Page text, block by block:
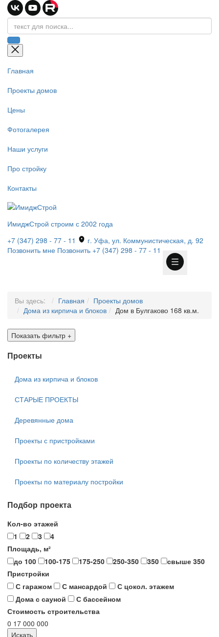
Главная
Проекты домов
Цены
Фотогалерея
Наши услуги
Про стройку
Контакты
ИмиджСтрой строим с 2002 года
+7 (347) 298 - 77 - 11
г. Уфа, ул. Коммунистическая, д. 92
Позвонить мне Позвонить +7 (347) 298 - 77 - 11
Вы здесь: Главная
Проекты домов
Дома из кирпича и блоков
Дом в Булгаково 168 кв.м.
Показать фильтр +
Проекты
Дома из кирпича и блоков
СТАРЫЕ ПРОЕКТЫ
Деревянные дома
Проекты с пристройками
Проекты по количеству этажей
Проекты по материалу постройки
Подбор проекта
Кол-во этажей
1
2 3
4
Площадь, м²
до 100
100-175 175-250 250-350 350
свыше 350
Пристройки
С гаражом
С мансардой
С цокол. этажем
Дома с сауной
С бассейном
Стоимость строительства
0 17 000 000